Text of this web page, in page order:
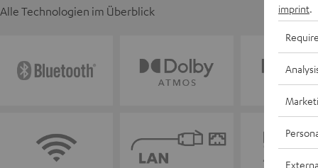
Alle Technologien im Überblick
imprint